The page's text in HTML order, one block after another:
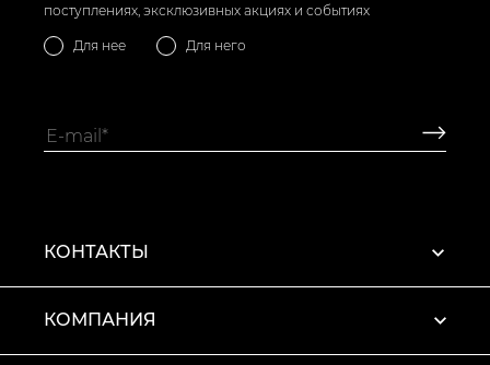
поступлениях, эксклюзивных акциях и событиях
Для нее Для него
КОНТАКТЫ
КОМПАНИЯ